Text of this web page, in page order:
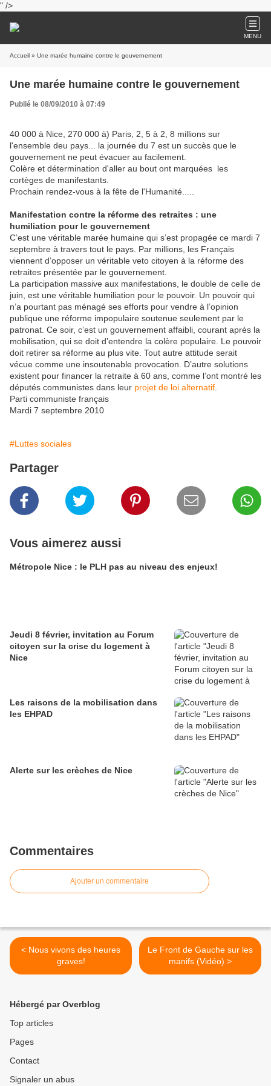
" />
MENU
Accueil » Une marée humaine contre le gouvernement
Une marée humaine contre le gouvernement
Publié le 08/09/2010 à 07:49
40 000 à Nice, 270 000 à) Paris, 2, 5 à 2, 8 millions sur
l'ensemble deu pays... la journée du 7 est un succès que le
gouvernement ne peut évacuer au facilement.
Colère et détermination d'aller au bout ont marquées les
cortèges de manifestants.
Prochain rendez-vous à la fête de l'Humanité.....
Manifestation contre la réforme des retraites : une
humiliation pour le gouvernement
C’est une véritable marée humaine qui s’est propagée ce mardi 7
septembre à travers tout le pays. Par millions, les Français
viennent d’opposer un véritable veto citoyen à la réforme des
retraites présentée par le gouvernement.
La participation massive aux manifestations, le double de celle de
juin, est une véritable humiliation pour le pouvoir. Un pouvoir qui
n’a pourtant pas ménagé ses efforts pour vendre à l’opinion
publique une réforme impopulaire soutenue seulement par le
patronat. Ce soir, c’est un gouvernement affaibli, courant après la
mobilisation, qui se doit d’entendre la colère populaire. Le pouvoir
doit retirer sa réforme au plus vite. Tout autre attitude serait
vécue comme une insoutenable provocation. D’autre solutions
existent pour financer la retraite à 60 ans, comme l’ont montré les
députés communistes dans leur projet de loi alternatif
Parti communiste français
Mardi 7 septembre 2010
#Luttes sociales
Partager
Vous aimerez aussi
Métropole Nice : le PLH pas au niveau des enjeux!
Jeudi 8 février, invitation au Forum
citoyen sur la crise du logement à
Nice
Les raisons de la mobilisation dans
les EHPAD
Alerte sur les crèches de Nice
Commentaires
Ajouter un commentaire
< Nous vivons des heures
graves!
Le Front de Gauche sur les
manifs (Vidéo) >
Hébergé par Overblog
Top articles
Pages
Contact
Signaler un abus